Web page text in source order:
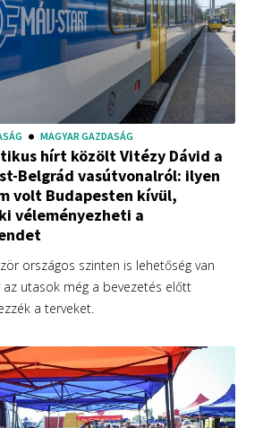
MAGYAR GAZDASÁG
hírt közölt Vitézy Dávid a
Belgrád vasútvonalról: ilyen
volt Budapesten kívül,
véleményezheti a
országos szinten is lehetőség van
az utasok még a bevezetés előtt
a terveket.